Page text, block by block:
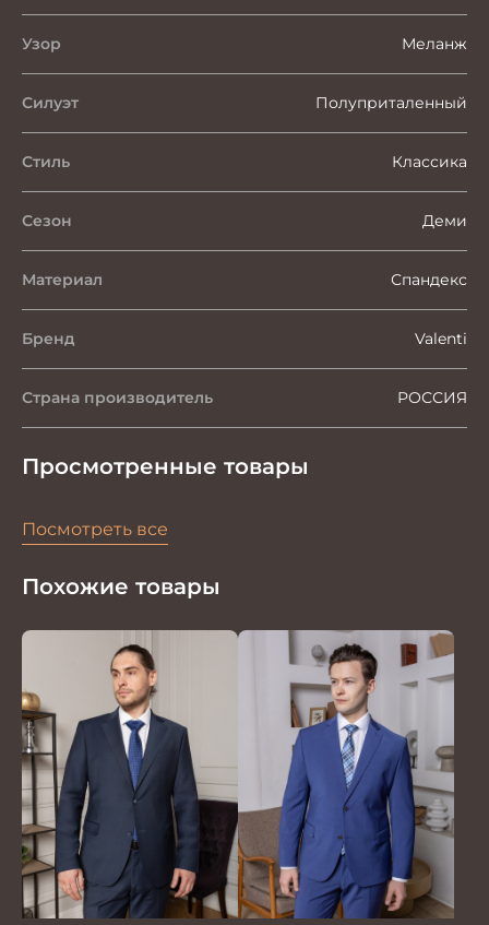
Узор Меланж
Силуэт Полуприталенный
Стиль Классика
Сезон Деми
Материал Спандекс
Бренд Valenti
Страна производитель РОССИЯ
Просмотренные товары
Посмотреть все
Похожие товары